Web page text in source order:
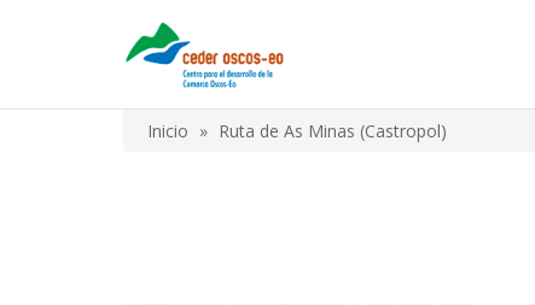
Inicio Ruta de As Minas (Castropol)